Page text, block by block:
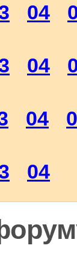
04
04
04
04